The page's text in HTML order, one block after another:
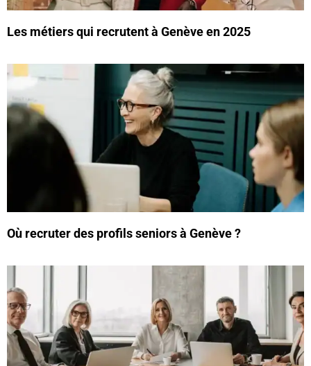
Les métiers qui recrutent à Genève en 2025
Où recruter des profils seniors à Genève ?